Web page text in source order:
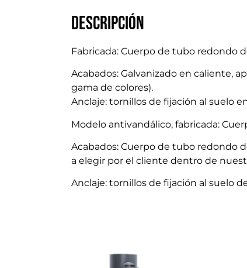
Descripción
Fabricada: Cuerpo de tubo redondo
Acabados: Galvanizado en caliente,
gama de colores).
Anclaje: tornillos de fijación al suelo
Modelo antivandálico, fabricada:
Acabados: Cuerpo de tubo redondo
a elegir por el cliente dentro de
Anclaje: tornillos de fijación al suelo